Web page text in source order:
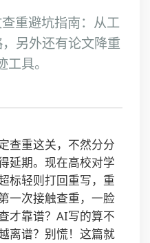
重避坑指南：从工
另外还有论文降重
具。
查重这关，不然分分
延期。现在高校对学
标轻则打回重写，重
一次接触查重，一脸
才靠谱？AI写的算不
离谱？别慌！这篇就